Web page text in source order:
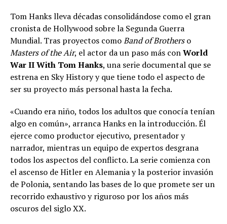
Tom Hanks lleva décadas consolidándose como el gran
cronista de Hollywood sobre la Segunda Guerra
Mundial. Tras proyectos comoBand of Brotherso
Masters of the Air, el actor da un paso más conWorld
War II With Tom Hanks, una serie documental que se
estrena en Sky History y que tiene todo el aspecto de
ser su proyecto más personal hasta la fecha.
«Cuando era niño, todos los adultos que conocía tenían
algo en común», arranca Hanks en la introducción. Él
ejerce como productor ejecutivo, presentador y
narrador, mientras un equipo de expertos desgrana
todos los aspectos del conflicto. La serie comienza con
el ascenso de Hitler en Alemania y la posterior invasión
de Polonia, sentando las bases de lo que promete ser un
recorrido exhaustivo y riguroso por los años más
oscuros del siglo XX.